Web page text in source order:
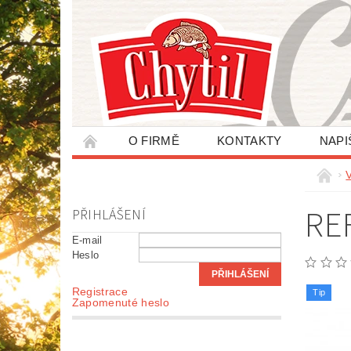
O FIRMĚ KONTAKTY
PŘIHLÁŠENÍ
E-mail
Heslo
Registrace
Zapomenuté heslo
Tip